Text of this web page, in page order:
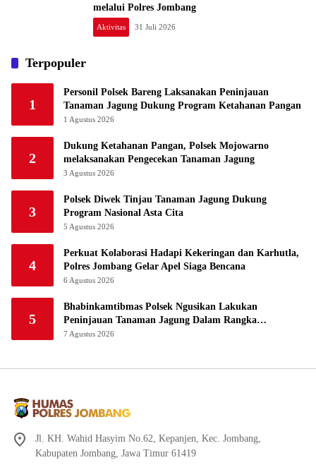
melalui Polres Jombang
Aktivitas 31 Juli 2026
Terpopuler
1
Personil Polsek Bareng Laksanakan Peninjauan
Tanaman Jagung Dukung Program Ketahanan Pangan
1 Agustus 2026
2
Dukung Ketahanan Pangan, Polsek Mojowarno
melaksanakan Pengecekan Tanaman Jagung
3 Agustus 2026
3
Polsek Diwek Tinjau Tanaman Jagung Dukung
Program Nasional Asta Cita
5 Agustus 2026
4
Perkuat Kolaborasi Hadapi Kekeringan dan Karhutla,
Polres Jombang Gelar Apel Siaga Bencana
6 Agustus 2026
5
Bhabinkamtibmas Polsek Ngusikan Lakukan
Peninjauan Tanaman Jagung Dalam Rangka
Mendukung Ketahanan Pangan
7 Agustus 2026
Jl. KH. Wahid Hasyim No.62, Kepanjen, Kec. Jombang,
Kabupaten Jombang, Jawa Timur 61419